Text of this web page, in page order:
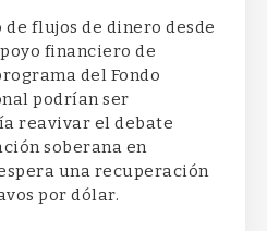
de flujos de dinero desde
financiero de
del Fondo
podrían ser
reavivar el debate
soberana en
una recuperación
por dólar.